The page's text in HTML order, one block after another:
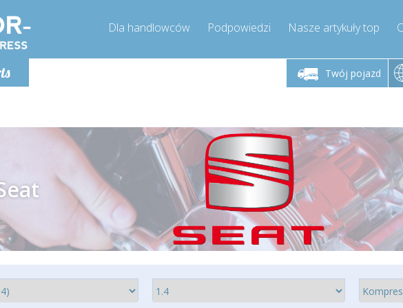
Dla handlowców Podpowiedzi Nasze artykuły top
Twój pojazd
Poniedziałek - piątek godz. Poniedziałek - piątek godz.
9:00-17:00
info@compressor-express.pl